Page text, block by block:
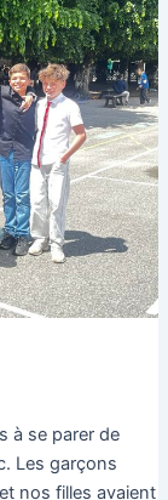
à se parer de
Les garçons
nos filles avaient